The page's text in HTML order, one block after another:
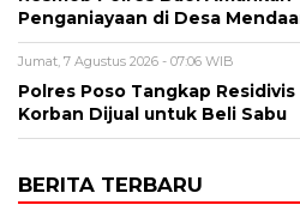
Penganiayaan di Desa
Jumat, 7 Agustus 2026 - 07:06 WIB
Polres Poso Tangkap
Korban Dijual untuk Beli Sabu
BERITA TERBARU